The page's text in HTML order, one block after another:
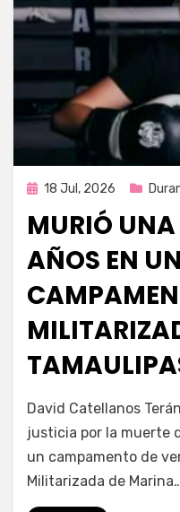
Publicada
18 Jul, 2026
MURIÓ UNA
AÑOS EN UN
por Fernando Miranda
David Catellanos
justicia por la muerte
un campamento de
Militarizada de